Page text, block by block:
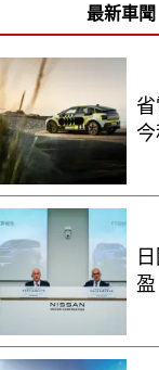
最新車聞
省